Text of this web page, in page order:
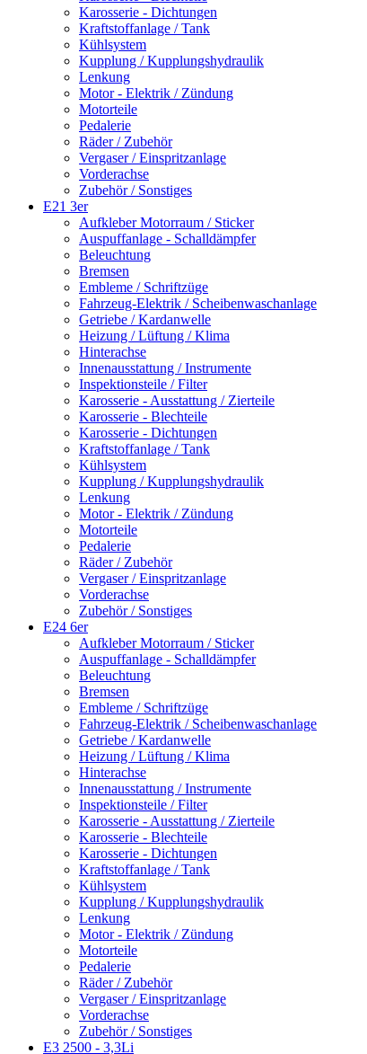
Karosserie - Dichtungen
Kraftstoffanlage / Tank
Kühlsystem
Kupplung / Kupplungshydraulik
Lenkung
Motor - Elektrik / Zündung
Motorteile
Pedalerie
Räder / Zubehör
Vergaser / Einspritzanlage
Vorderachse
Zubehör / Sonstiges
E21 3er
Aufkleber Motorraum / Sticker
Auspuffanlage - Schalldämpfer
Beleuchtung
Bremsen
Embleme / Schriftzüge
Fahrzeug-Elektrik / Scheibenwaschanlage
Getriebe / Kardanwelle
Heizung / Lüftung / Klima
Hinterachse
Innenausstattung / Instrumente
Inspektionsteile / Filter
Karosserie - Ausstattung / Zierteile
Karosserie - Blechteile
Karosserie - Dichtungen
Kraftstoffanlage / Tank
Kühlsystem
Kupplung / Kupplungshydraulik
Lenkung
Motor - Elektrik / Zündung
Motorteile
Pedalerie
Räder / Zubehör
Vergaser / Einspritzanlage
Vorderachse
Zubehör / Sonstiges
E24 6er
Aufkleber Motorraum / Sticker
Auspuffanlage - Schalldämpfer
Beleuchtung
Bremsen
Embleme / Schriftzüge
Fahrzeug-Elektrik / Scheibenwaschanlage
Getriebe / Kardanwelle
Heizung / Lüftung / Klima
Hinterachse
Innenausstattung / Instrumente
Inspektionsteile / Filter
Karosserie - Ausstattung / Zierteile
Karosserie - Blechteile
Karosserie - Dichtungen
Kraftstoffanlage / Tank
Kühlsystem
Kupplung / Kupplungshydraulik
Lenkung
Motor - Elektrik / Zündung
Motorteile
Pedalerie
Räder / Zubehör
Vergaser / Einspritzanlage
Vorderachse
Zubehör / Sonstiges
E3 2500 - 3,3Li